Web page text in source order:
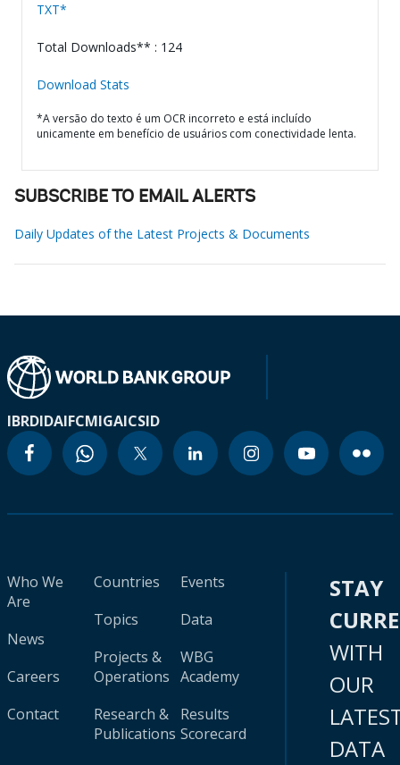
TXT*
Total Downloads** : 124
Download Stats
*A versão do texto é um OCR incorreto e está incluído
unicamente em benefício de usuários com conectividade lenta.
SUBSCRIBE TO EMAIL ALERTS
Daily Updates of the Latest Projects & Documents
IBRDIDAIFCMIGAICSID
Who We
Are
News
Careers
Contact
Countries
Topics
Projects &
Operations
Research &
Publications
Events
Data
WBG
Academy
Results
Scorecard
STAY
WITH
OUR
DATA